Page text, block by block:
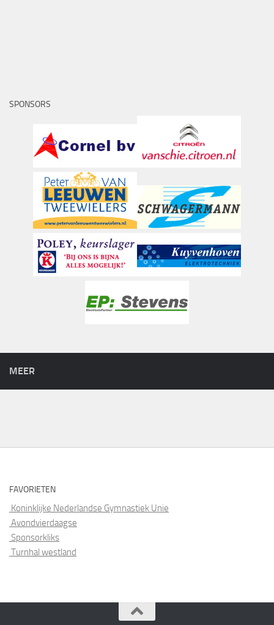
SPONSORS
MEER
FAVORIETEN
Koninklijke Nederlandse Gymnastiek Unie
Avondvierdaagse
Sponsorkliks
Turnhal westland